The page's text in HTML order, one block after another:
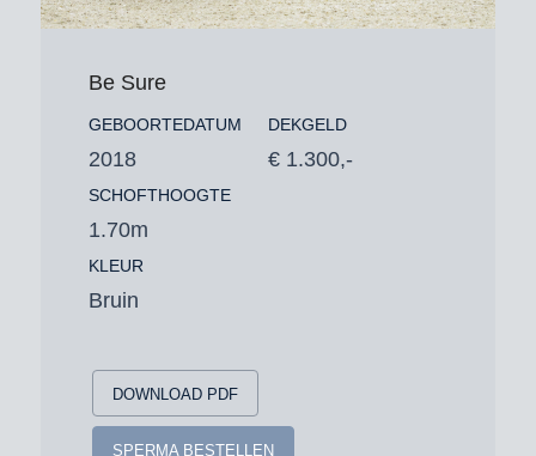
Be Sure
GEBOORTEDATUM
2018
SCHOFTHOOGTE
1.70m
KLEUR
Bruin
DEKGELD
€ 1.300,-
DOWNLOAD PDF
SPERMA BESTELLEN